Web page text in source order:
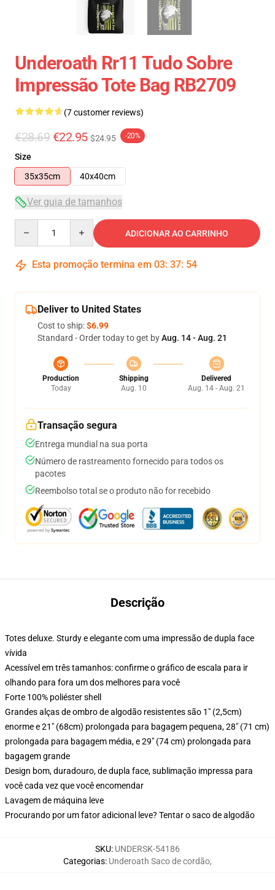
Underoath Rr11 Tudo Sobre
Impressão Tote Bag RB2709
(7 customer reviews)
€28.69 €22.95 $24.95 -20%
Size
35x35cm
40x40cm
Ver guia de tamanhos
ADICIONAR AO CARRINHO
Esta promoção termina em 03: 37: 54
Deliver to United States
Cost to ship:$6.99
Standard - Order today to get byAug. 14 - Aug. 21
Production
Today
Shipping
Aug. 10
Delivered
Aug. 14 - Aug. 21
Transação segura
Entrega mundial na sua porta
Número de rastreamento fornecido para todos os
pacotes
Reembolso total se o produto não for recebido
Descrição
Totes deluxe. Sturdy e elegante com uma impressão de dupla face
vívida
Acessível em três tamanhos: confirme o gráfico de escala para ir
olhando para fora um dos melhores para você
Forte 100% poliéster shell
Grandes alças de ombro de algodão resistentes são 1" (2,5cm)
enorme e 21" (68cm) prolongada para bagagem pequena, 28" (71 cm)
prolongada para bagagem média, e 29" (74 cm) prolongada para
bagagem grande
Design bom, duradouro, de dupla face, sublimação impressa para
você cada vez que você encomendar
Lavagem de máquina leve
Procurando por um fator adicional leve? Tentar o saco de algodão
SKU: UNDERSK-54186
Categorias: Underoath Saco de cordão,